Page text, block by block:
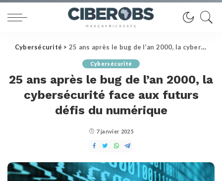
Cybersécurité > 25 ans après le bug de l’an 2000, la cybersécurité face aux futurs défis du numérique
Cybersécurité
25 ans après le bug de l’an 2000, la
cybersécurité face aux futurs
défis du numérique
7 janvier 2025